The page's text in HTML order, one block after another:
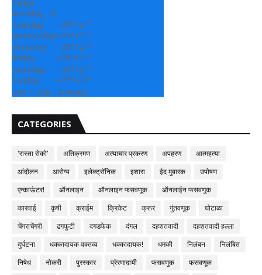
Monday, 10
Tuesday
+28°+21°
Wednesday+29°+21°
Thursday
+28°+21°
Friday
+28°+21°
Saturday
+28°+21°
Sunday
+27°+22°
See 7-Day Forecast
CATEGORIES
'रास्ता रोको' अतिक्रमण अत्याचार प्रकरण अपहरण
आत्महत्या
आंदोलन
आरोग्य इलेक्ट्रॉनिक इशारा ईद मुबारक
उपोषण
एन्काऊंटर!
ऑनलाइन ऑनलाइन फसवणूक
ऑनलाईन फसवणुक
कारवाई
कृषी क्राईम क्रिकेट क्रूर गुंतवणूक
घोटाळा
चेंगराचेंगरी
ढगफुटी दगडफेक दंगल दहशतवादी
दहशतवादी हल्ला
दुर्घटना
धक्कादायक वक्तव्य धक्कादायक! धमकी निलंबन
निलंबित
निषेध
नोकरी पुरस्कार प्रेरणादायी फसवणुक
फसवणूक